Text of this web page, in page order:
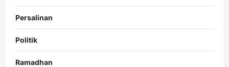
Persalinan
Politik
Ramadhan